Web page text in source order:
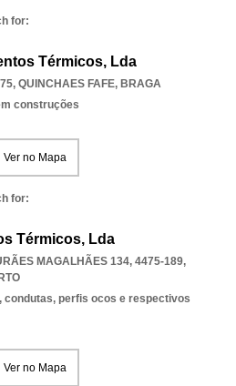
for:
Térmicos, Lda
, QUINCHAES FAFE, BRAGA
construções
Ver no Mapa
for:
Térmicos, Lda
MAGALHÃES 134, 4475-189,
condutas, perfis ocos e respectivos
Ver no Mapa